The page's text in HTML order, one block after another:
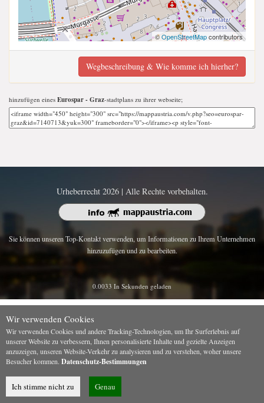
©OpenStreetMapcontributors
Wegbeschreibung & Wie komme ich hierher?
hinzufügen eines Eurospar - Graz-stadtplans zu ihrer webseite;
Urheberrecht 2026 | Alle Rechte vorbehalten.
Sie können unseren Top-Kontakt verwenden, um Informationen zu Ihrem Unternehmen
hinzuzufügen und zu bearbeiten.
0.0033 In Sekunden geladen
Wir verwenden Cookies
Wir verwenden Cookies und andere Tracking-Technologien, um Ihr Surferlebnis auf
unserer Website zu verbessern, Ihnen personalisierte Inhalte und gezielte Anzeigen
anzuzeigen, unseren Website-Verkehr zu analysieren und zu verstehen, woher unsere
Besucher kommen. Datenschutz-Bestimmungen
Ich stimme nicht zu Genau